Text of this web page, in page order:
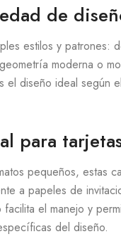
de
estilos y patrones:
moderna o
el diseño ideal según
para
pequeños, estas
a papeles de
facilita el manejo y
del diseño.